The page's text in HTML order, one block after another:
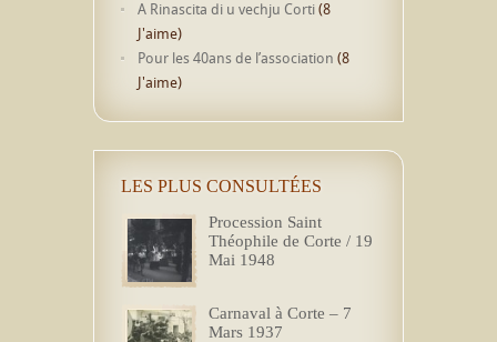
A Rinascita di u vechju Corti(8
J'aime)
Pour les 40ans de l’association (8
J'aime)
LES PLUS CONSULTÉES
Procession Saint
Théophile de Corte / 19
Mai 1948
Carnaval à Corte – 7
Mars 1937